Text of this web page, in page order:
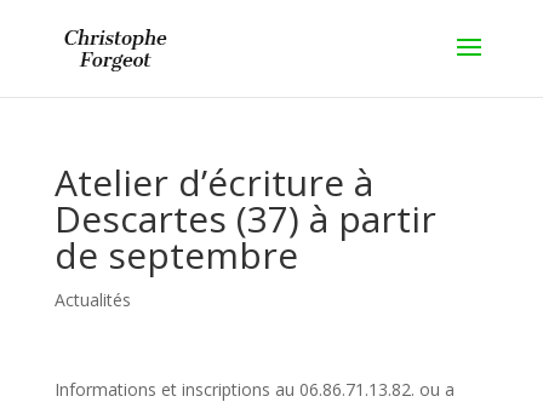
Atelier d’écriture à
Descartes (37) à partir
de septembre
Actualités
Informations et inscriptions au 06.86.71.13.82. ou a